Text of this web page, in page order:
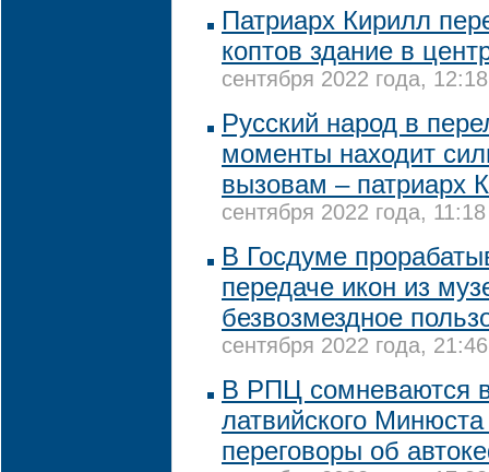
Патриарх Кирилл
коптов здание в
сентября 2022 года, 12:18
Русский народ в
моменты находит
вызовам – патриарх
сентября 2022 года, 11:18
В Госдуме
передаче икон из
безвозмездное
сентября 2022 года, 21:46
В РПЦ сомневаются
латвийского Минюста
переговоры об